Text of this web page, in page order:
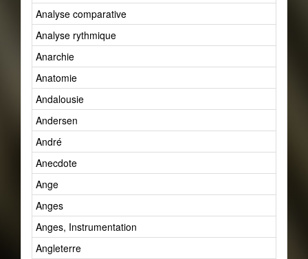
Analyse comparative
Analyse rythmique
Anarchie
Anatomie
Andalousie
Andersen
André
Anecdote
Ange
Anges
Anges, Instrumentation
Angleterre